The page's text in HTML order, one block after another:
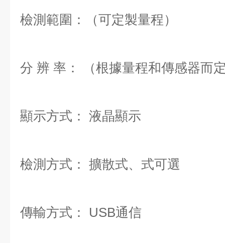
檢測範圍：（可定製量程）
分 辨 率： （根據量程和傳感器而
顯示方式： 液晶顯示
檢測方式： 擴散式、式可選
傳輸方式： USB通信